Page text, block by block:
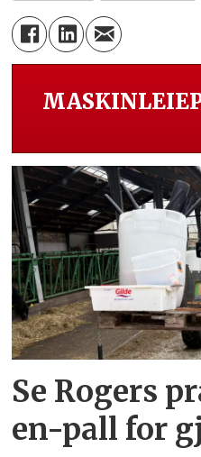
Se Rogers
en-pall for